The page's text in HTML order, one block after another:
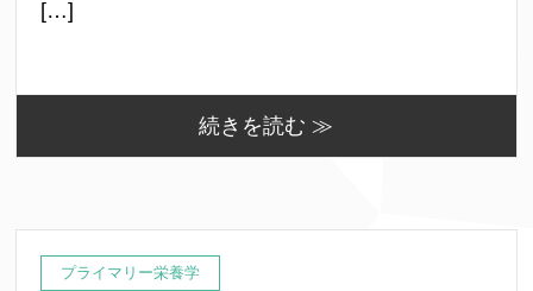
[…]
続きを読む ≫
プライマリー栄養学